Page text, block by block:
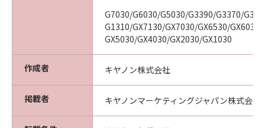
G7030/G6030/G5030/G3390/G3370/
G1310/GX7130/GX7030/GX6530/
GX5030/GX4030/GX2030/GX1030
作成者 キヤノン株式会社
掲載者 キヤノンマーケティングジャパン株式会社